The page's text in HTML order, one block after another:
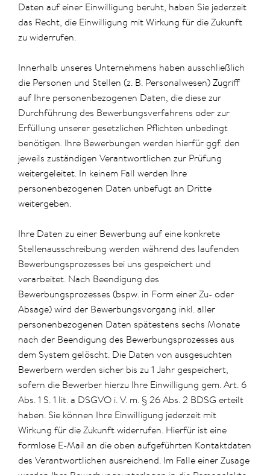
Daten auf einer Einwilligung beruht, haben Sie jederzeit
das Recht, die Einwilligung mit Wirkung für die Zukunft
zu widerrufen.
Innerhalb unseres Unternehmens haben ausschließlich
die Personen und Stellen (z. B. Personalwesen) Zugriff
auf Ihre personenbezogenen Daten, die diese zur
Durchführung des Bewerbungsverfahrens oder zur
Erfüllung unserer gesetzlichen Pflichten unbedingt
benötigen. Ihre Bewerbungen werden hierfür ggf. den
jeweils zuständigen Verantwortlichen zur Prüfung
weitergeleitet. In keinem Fall werden Ihre
personenbezogenen Daten unbefugt an Dritte
weitergeben.
Ihre Daten zu einer Bewerbung auf eine konkrete
Stellenausschreibung werden während des laufenden
Bewerbungsprozesses bei uns gespeichert und
verarbeitet. Nach Beendigung des
Bewerbungsprozesses (bspw. in Form einer Zu- oder
Absage) wird der Bewerbungsvorgang inkl. aller
personenbezogenen Daten spätestens sechs Monate
nach der Beendigung des Bewerbungsprozesses aus
dem System gelöscht. Die Daten von ausgesuchten
Bewerbern werden sicher bis zu 1 Jahr gespeichert,
sofern die Bewerber hierzu Ihre Einwilligung gem. Art. 6
Abs. 1 S. 1 lit. a DSGVO i. V. m. § 26 Abs. 2 BDSG erteilt
haben. Sie können Ihre Einwilligung jederzeit mit
Wirkung für die Zukunft widerrufen. Hierfür ist eine
formlose E-Mail an die oben aufgeführten Kontaktdaten
des Verantwortlichen ausreichend. Im Falle einer Zusage